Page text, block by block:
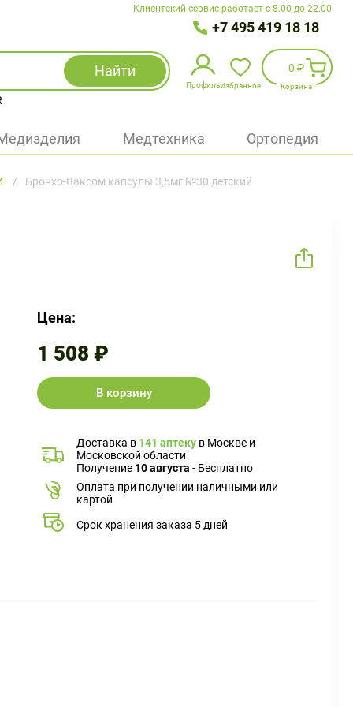
Клиентский сервис работает с 8.00 до 22.00
+7 495 419 18 18
Найти
Профиль
Избранное
Войти
Избранное
0 ₽
Корзина
Медтехника Ортопедия
Бронхо-Ваксом капсулы 3,5мг №30 детский
Цена:
1 508 ₽
В корзину
Доставка в 141 аптеку в Москве и
Московской области
Получение 10 августа - Бесплатно
Оплата при получении наличными или
картой
Срок хранения заказа 5 дней